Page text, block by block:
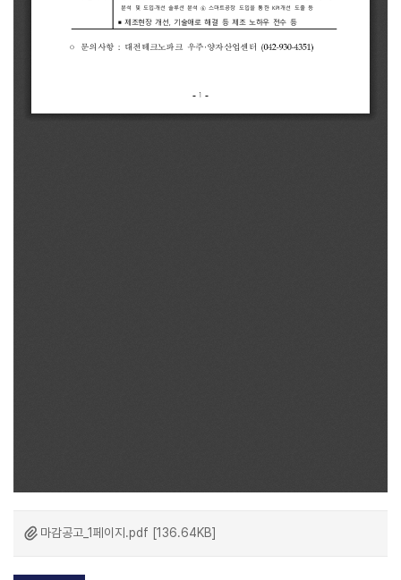
마감공고_1페이지.pdf [136.64KB]